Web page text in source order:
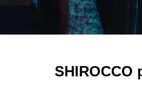
SHIROCCO